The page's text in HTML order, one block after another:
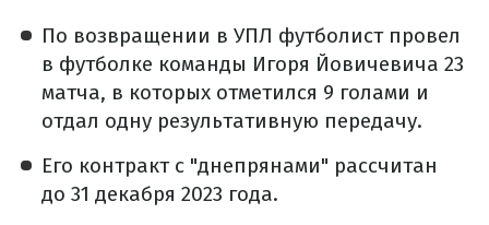
По возвращении в УПЛ футболист провел
в футболке команды Игоря Йовичевича 23
матча, в которых отметился 9 голами и
отдал одну результативную передачу.
Его контракт с "днепрянами" рассчитан
до 31 декабря 2023 года.